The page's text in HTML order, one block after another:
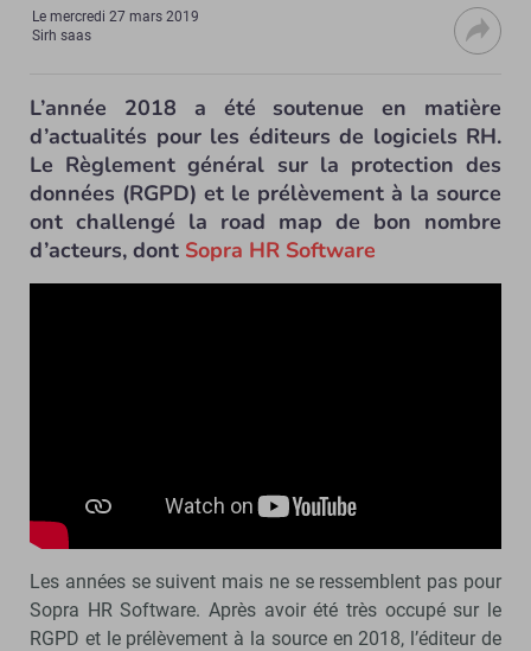
Lemercredi 27 mars 2019
Sirh saas
L’année 2018 a été soutenue en matière
d’actualités pour les éditeurs de logiciels RH.
Le Règlement général sur la protection des
données (RGPD) et le prélèvement à la source
ont challengé la road map de bon nombre
d’acteurs, dont Sopra HR Software
Les années se suivent mais ne se ressemblent pas pour
Sopra HR Software. Après avoir été très occupé sur le
RGPD et le prélèvement à la source en 2018, l’éditeur de